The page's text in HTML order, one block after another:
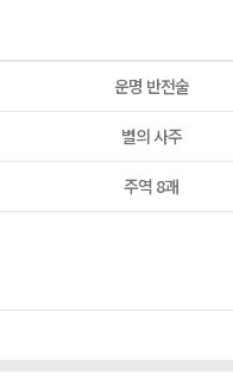
운명 반전술
별의 사주
주역 8괘